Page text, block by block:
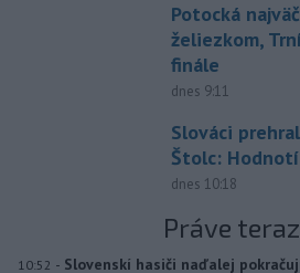
Potocká
želiezkom,
finále
dnes 9:11
Slováci
Štolc:
dnes 10:18
Práve teraz
10:52 - Slovenskí hasiči naďalej